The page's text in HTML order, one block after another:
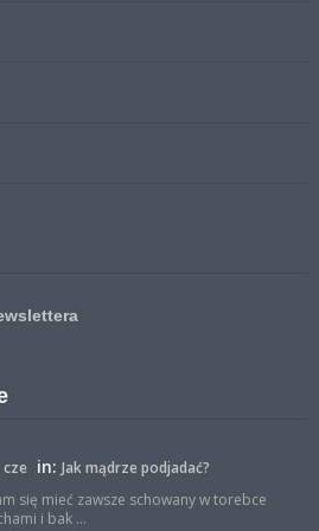
cze in: Jak mądrze podjadać?
się mieć zawsze schowany w torebce
i bak ...